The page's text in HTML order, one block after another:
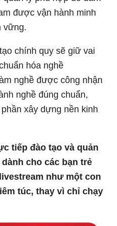
được vận hành minh
vững.
chính quy sẽ giữ vai
hóa nghề
nghề được công nhận
nghề đúng chuẩn,
xây dựng nền kinh
tiếp đào tạo và quản
cho các bạn trẻ
như một con
túc, thay vì chỉ chạy